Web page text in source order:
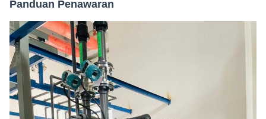
Panduan Penawaran